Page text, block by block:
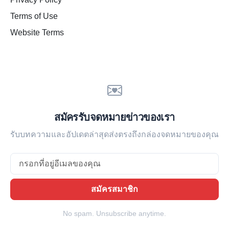
Terms of Use
Website Terms
สมัครรับจดหมายข่าวของเรา
รับบทความและอัปเดตล่าสุดส่งตรงถึงกล่องจดหมายของคุณ
สมัครสมาชิก
No spam. Unsubscribe anytime.